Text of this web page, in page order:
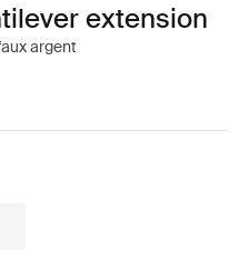
extension
argent